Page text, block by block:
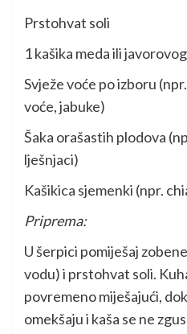
Prstohvat soli
1 kašika meda ili
Svježe voće po izboru
voće, jabuke)
Šaka orašastih plodova
lješnjaci)
Kašikica sjemenki (npr.
Priprema:
U šerpici pomiješaj
vodu) i prstohvat soli.
povremeno miješajući,
omekšaju i kaša se ne